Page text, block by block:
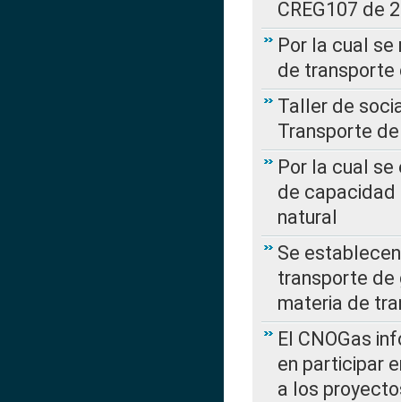
CREG107 de
Por la cual
de transporte
Taller de
Transporte
Por la cual
de capacidad
natural
Se
transporte de
materia de
El CNOGas
en participar
a los